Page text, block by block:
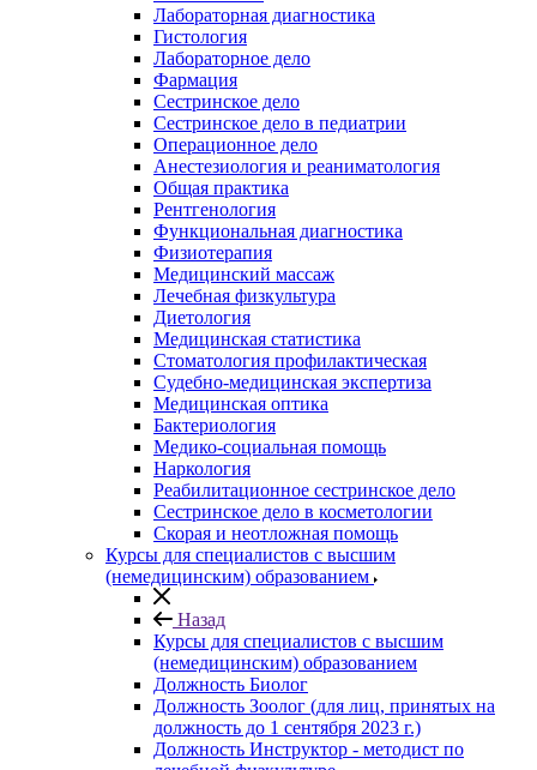
Лабораторная диагностика
Гистология
Лабораторное дело
Фармация
Сестринское дело
Сестринское дело в педиатрии
Операционное дело
Анестезиология и реаниматология
Общая практика
Рентгенология
Функциональная диагностика
Физиотерапия
Медицинский массаж
Лечебная физкультура
Диетология
Медицинская статистика
Стоматология профилактическая
Судебно-медицинская экспертиза
Медицинская оптика
Бактериология
Медико-социальная помощь
Наркология
Реабилитационное сестринское дело
Сестринское дело в косметологии
Скорая и неотложная помощь
Курсы для специалистов с высшим
(немедицинским) образованием
Назад
Курсы для специалистов с высшим
(немедицинским) образованием
Должность Биолог
Должность Зоолог (для лиц, принятых на
должность до 1 сентября 2023 г.)
Должность Инструктор - методист по